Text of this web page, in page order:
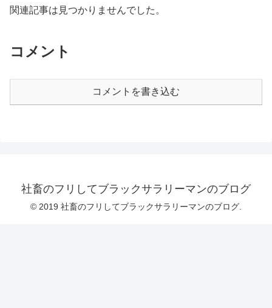
関連記事は見つかりませんでした。
コメント
コメントを書き込む
社畜のフリしてブラックサラリーマンのブログ
© 2019 社畜のフリしてブラックサラリーマンのブログ.